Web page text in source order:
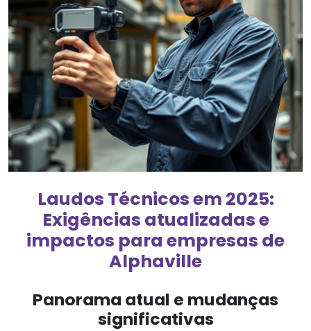
Laudos Técnicos em 2025:
Exigências atualizadas e
impactos para empresas de
Alphaville
Panorama atual e mudanças
significativas